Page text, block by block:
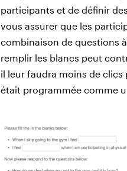
participants et de définir
vous assurer que les
combinaison de questions
remplir les blancs peut
il leur faudra moins de
était programmée comme